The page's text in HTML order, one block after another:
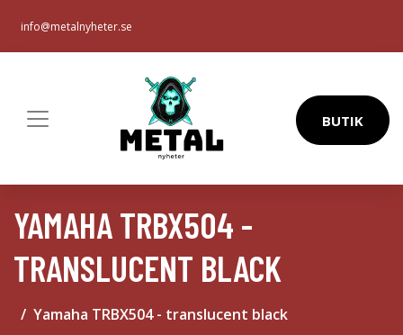
info@metalnyheter.se
BUTIK
YAMAHA TRBX504 -
TRANSLUCENT BLACK
Yamaha TRBX504 - translucent black